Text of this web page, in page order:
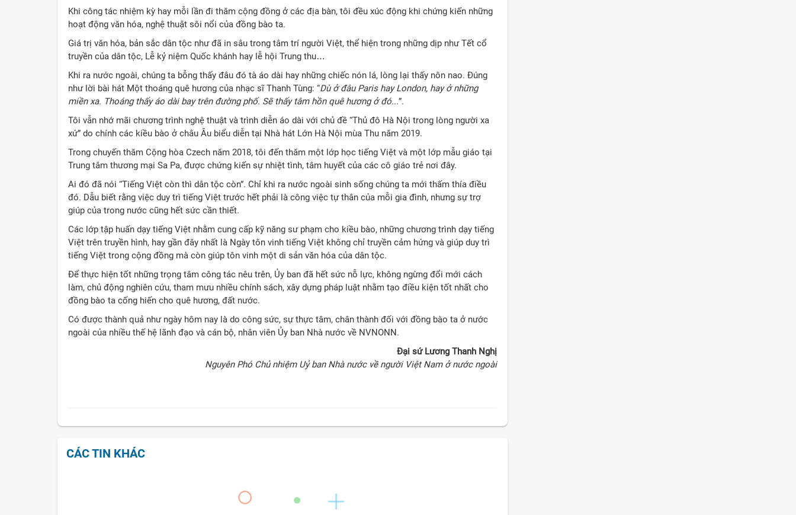
Khi công tác nhiệm kỳ hay mỗi lần đi thăm cộng đồng ở các địa bàn, tôi đều xúc động khi chứng kiến những
hoạt động văn hóa, nghệ thuật sôi nổi của đồng bào ta.
Giá trị văn hóa, bản sắc dân tộc như đã in sâu trong tâm trí người Việt, thể hiện trong những dịp như Tết cổ
truyền của dân tộc, Lễ kỷ niệm Quốc khánh hay lễ hội Trung thu…
Khi ra nước ngoài, chúng ta bỗng thấy đâu đó tà áo dài hay những chiếc nón lá, lòng lại thấy nôn nao. Đúng
như lời bài hát Một thoáng quê hương của nhạc sĩ Thanh Tùng: “Dùở đâu Paris hay London, hay ở những
miền xa. Thoáng thấy áo dài bay trên đường phố. Sẽ thấy tâm hồn quê hương ở đó...”.
Tôi vẫn nhớ mãi chương trình nghệ thuật và trình diễn áo dài với chủ đề “Thủ đô Hà Nội trong lòng người xa
xứ” do chính các kiều bào ở châu Âu biểu diễn tại Nhà hát Lớn Hà Nội mùa Thu năm 2019.
Trong chuyến thăm Cộng hòa Czech năm 2018, tôi đến thăm một lớp học tiếng Việt và một lớp mẫu giáo tại
Trung tâm thương mại Sa Pa, được chứng kiến sự nhiệt tình, tâm huyết của các cô giáo trẻ nơi đây.
Ai đó đã nói “Tiếng Việt còn thì dân tộc còn”. Chỉ khi ra nước ngoài sinh sống chúng ta mới thấm thía điều
đó. Dẫu biết rằng việc duy trì tiếng Việt trước hết phải là công việc tự thân của mỗi gia đình, nhưng sự trợ
giúp của trong nước cũng hết sức cần thiết.
Các lớp tập huấn dạy tiếng Việt nhằm cung cấp kỹ năng sư phạm cho kiều bào, những chương trình dạy tiếng
Việt trên truyền hình, hay gần đây nhất là Ngày tôn vinh tiếng Việt không chỉ truyền cảm hứng và giúp duy trì
tiếng Việt trong cộng đồng mà còn giúp tôn vinh một di sản văn hóa của dân tộc.
Để thực hiện tốt những trọng tâm công tác nêu trên, Ủy ban đã hết sức nỗ lực, không ngừng đổi mới cách
làm, chủ động nghiên cứu, tham mưu nhiều chính sách, xây dựng pháp luật nhằm tạo điều kiện tốt nhất cho
đồng bào ta cống hiến cho quê hương, đất nước.
Có được thành quả như ngày hôm nay là do công sức, sự thực tâm, chân thành đối với đồng bào ta ở nước
ngoài của nhiều thế hệ lãnh đạo và cán bộ, nhân viên Ủy ban Nhà nước về NVNONN.
Đại sứ Lương Thanh Nghị
Nguyên Phó Chủ nhiệm Uỷ ban Nhà nước về người Việt Nam ở nước ngoài
CÁC TIN KHÁC